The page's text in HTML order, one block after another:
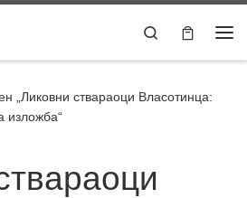
Search
„Ликовни ствараоци Власотинца:
изложба“